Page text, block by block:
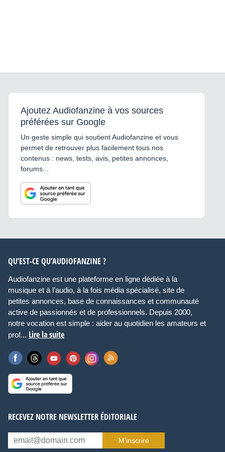
Ajoutez Audiofanzine à vos sources
préférées sur Google
Un geste simple qui soutient Audiofanzine et vous
permet de retrouver plus facilement tous nos
contenus : news, tests, avis, petites annonces,
forums...
QU’EST-CE QU’AUDIOFANZINE ?
Audiofanzine est une plateforme en ligne dédiée à la
musique et à l’audio, à la fois média spécialisé, site de
petites annonces, base de connaissances et communauté
active de passionnés et de professionnels. Depuis 2000,
notre vocation est simple : aider au quotidien les amateurs et
prof... Lire la suite
RECEVEZ NOTRE NEWSLETTER ÉDITORIALE
M’inscrire